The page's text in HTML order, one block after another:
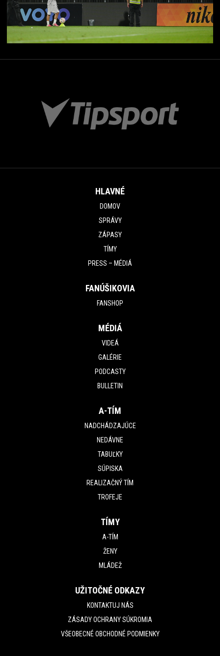
HLAVNÉ
DOMOV
SPRÁVY
ZÁPASY
TÍMY
PRESS – MÉDIÁ
FANÚŠIKOVIA
FANSHOP
MÉDIÁ
VIDEÁ
GALÉRIE
PODCASTY
BULLETIN
A-TÍM
NADCHÁDZAJÚCE
NEDÁVNE
TABUĽKY
SÚPISKA
REALIZAČNÝ TÍM
TROFEJE
TÍMY
A-TÍM
ŽENY
MLÁDEŽ
UŽITOČNÉ ODKAZY
KONTAKTUJ NÁS
ZÁSADY OCHRANY SÚKROMIA
VŠEOBECNÉ OBCHODNÉ PODMIENKY